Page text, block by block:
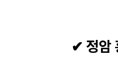
✔ 정암